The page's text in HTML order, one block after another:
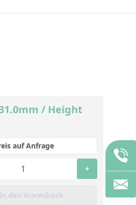
/ Height
auf Anfrage
+
In den Warenkorb